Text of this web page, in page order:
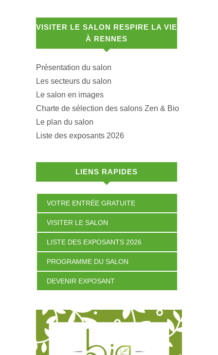
VISITER LE SALON RESPIRE LA VIE
À RENNES
Présentation du salon
Les secteurs du salon
Le salon en images
Charte de sélection des salons Zen & Bio
Le plan du salon
Liste des exposants 2026
LIENS RAPIDES
VOTRE ENTRÉE GRATUITE
VISITER LE SALON
LISTE DES EXPOSANTS 2026
PROGRAMME DU SALON
DEVENIR EXPOSANT